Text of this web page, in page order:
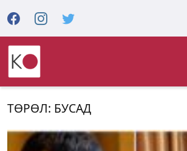
ТӨРӨЛ: БУСАД